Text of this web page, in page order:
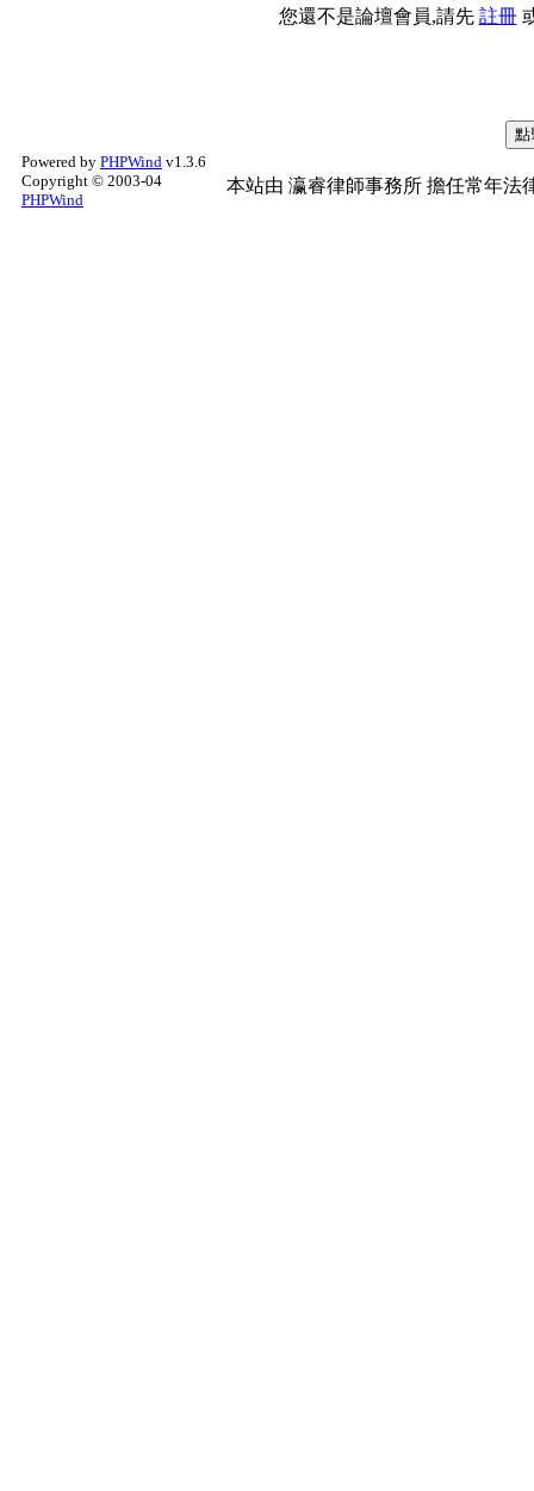
您還不是論壇會員,請先 註冊
Powered by PHPWind v1.3.6
Copyright © 2003-04
PHPWind
本站由 瀛睿律師事務所 擔任常年法